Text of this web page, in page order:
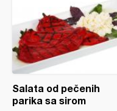
Salata od pečenih
parika sa sirom